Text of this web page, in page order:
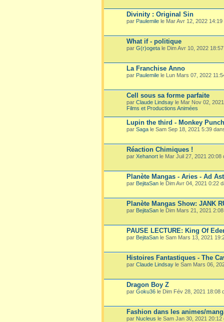
Divinity : Original Sin
par Paulemile le Mar Avr 12, 2022
What if - politique
par G(r)ogeta le Dim Avr 10, 2022
La Franchise Anno
par Paulemile le Lun Mars 07, 2022
Cell sous sa forme parfaite
par Claude Lindsay le Mar Nov 02,
Films et Productions Animées
Lupin the third - Monkey Punch
par Saga le Sam Sep 18, 2021 5:39
Réaction Chimiques !
par Xehanort le Mar Juil 27, 2021
Planète Mangas - Aries - Ad
par BejitaSan le Dim Avr 04, 2021 0:22
Planète Mangas Show: JANK
par BejitaSan le Dim Mars 21, 2021
PAUSE LECTURE: King Of
par BejitaSan le Sam Mars 13, 2021
Histoires Fantastiques - The
par Claude Lindsay le Sam Mars 06,
Dragon Boy Z
par Goku36 le Dim Fév 28, 2021 18:08
Fashion dans les animes/
par Nucleus le Sam Jan 30, 2021